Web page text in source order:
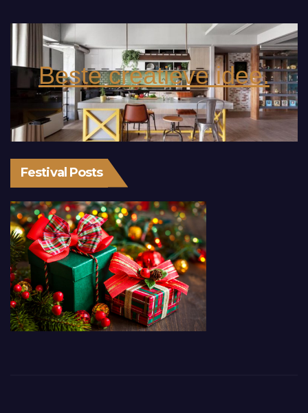
Beste creatieve idee.
Festival Posts